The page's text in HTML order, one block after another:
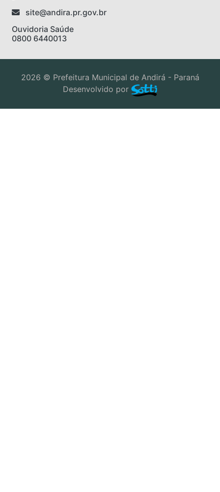
site@andira.pr.gov.br
Ouvidoria Saúde
0800 6440013
2026 © Prefeitura Municipal de Andirá - Paraná
Desenvolvido por